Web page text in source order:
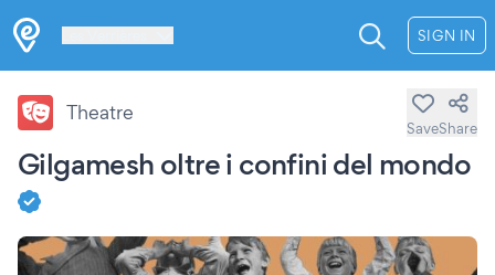
SIGN IN
Gilgamesh oltre i confini del mondo
Theatre
SaveShare